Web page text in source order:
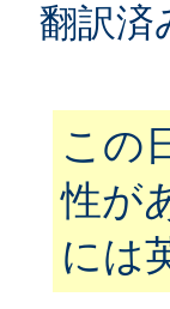
翻訳済
この
性が
には